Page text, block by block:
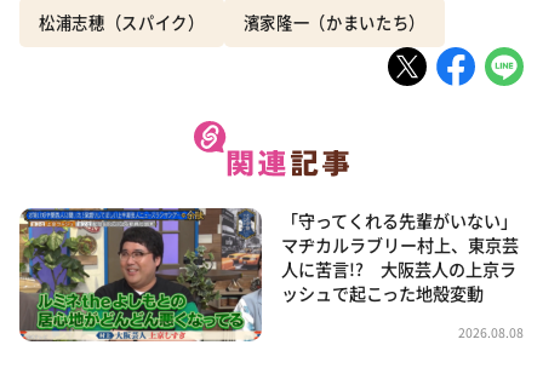
松浦志穂（スパイク） 濱家隆一（かまいたち）
「守ってくれる先輩がいない」
マヂカルラブリー村上、東京芸
人に苦言!? 大阪芸人の上京ラ
ッシュで起こった地殻変動
2026.08.08